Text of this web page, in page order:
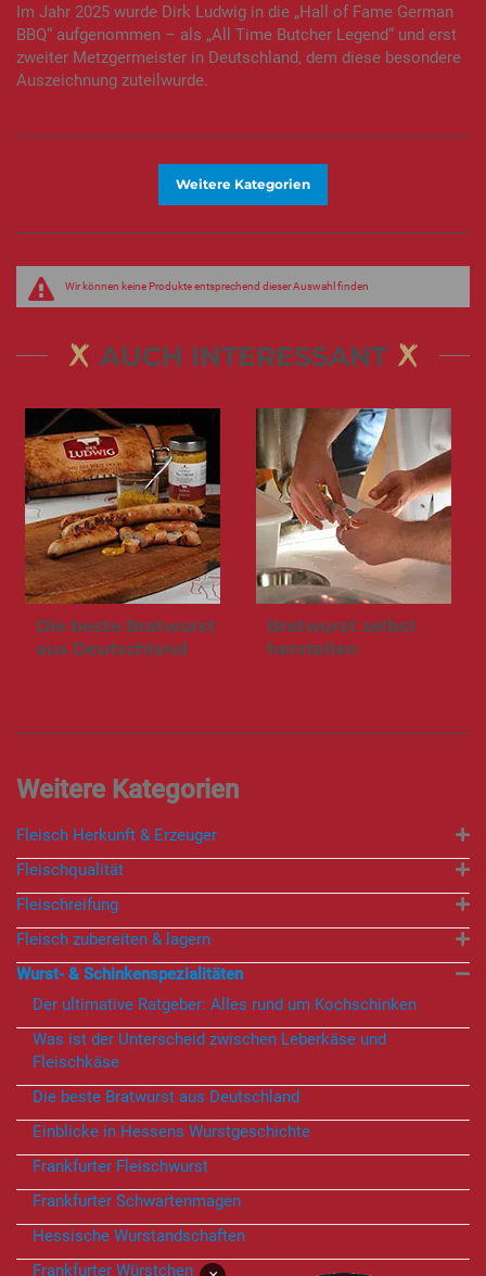
Im Jahr 2025 wurde Dirk Ludwig in die „Hall of Fame German
BBQ“ aufgenommen – als „All Time Butcher Legend“ und erst
zweiter Metzgermeister in Deutschland, dem diese besondere
Auszeichnung zuteilwurde.
Weitere Kategorien
Wir können keine Produkte entsprechend dieser Auswahl finden
AUCH INTERESSANT
Die beste Bratwurst
aus Deutschland
Bratwurst selbst
herstellen
Fleisch Herkunft & Erzeuger
Fleischqualität
Fleischreifung
Fleisch zubereiten & lagern
Wurst- & Schinkenspezialitäten
Der ultimative Ratgeber: Alles rund um Kochschinken
Was ist der Unterscheid zwischen Leberkäse und
Fleischkäse
Die beste Bratwurst aus Deutschland
Einblicke in Hessens Wurstgeschichte
Frankfurter Fleischwurst
Frankfurter Schwartenmagen
Hessische Wurstandschaften
Frankfurter Würstchen